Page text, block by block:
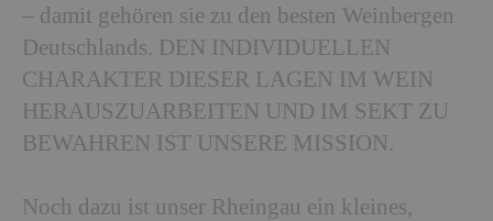
– damit gehören sie zu den besten Weinbergen
Deutschlands. DEN INDIVIDUELLEN
CHARAKTER DIESER LAGEN IM WEIN
HERAUSZUARBEITEN UND IM SEKT ZU
BEWAHREN IST UNSERE MISSION.
Noch dazu ist unser Rheingau ein kleines,